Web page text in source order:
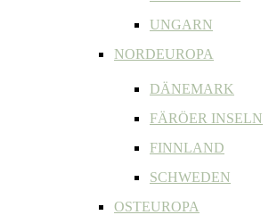
UNGARN
NORDEUROPA
DÄNEMARK
FÄRÖER INSELN
FINNLAND
SCHWEDEN
OSTEUROPA